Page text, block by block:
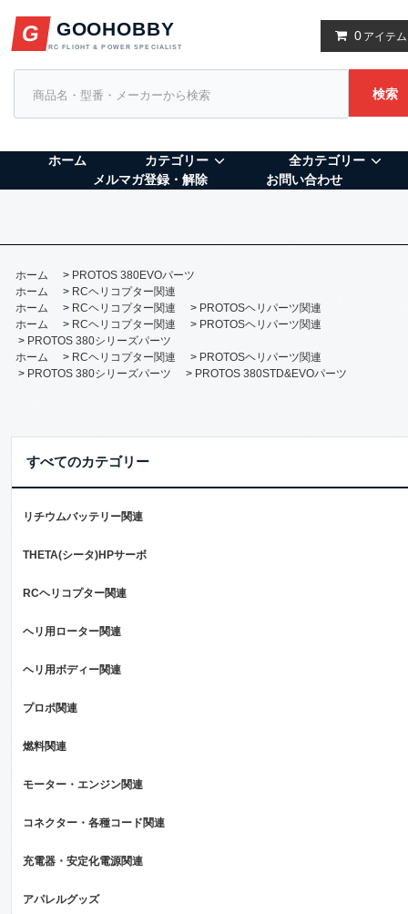
検索
0 アイテム
G GOOHOBBY
RC FLIGHT & POWER SPECIALIST
ホーム カテゴリー
全カテゴリー
メルマガ登録・解除
お問い合わせ
ホーム > PROTOS 380EVOパーツ
ホーム
> RCヘリコプター関連
ホーム
> RCヘリコプター関連 > PROTOSヘリパーツ関連
ホーム
> RCヘリコプター関連 > PROTOSヘリパーツ関連
> PROTOS 380シリーズパーツ
ホーム
> RCヘリコプター関連 > PROTOSヘリパーツ関連
> PROTOS 380シリーズパーツ > PROTOS 380STD&EVOパーツ
すべてのカテゴリー
リチウムバッテリー関連
THETA(シータ)HPサーボ
RCヘリコプター関連
ヘリ用ローター関連
ヘリ用ボディー関連
プロポ関連
燃料関連
モーター・エンジン関連
コネクター・各種コード関連
充電器・安定化電源関連
アパレルグッズ